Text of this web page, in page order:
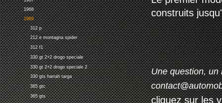
1968
1969
312 p
212 e montagna spider
312 f1
330 gt 2+2 drogo speciale
330 gt 2+2 drogo speciale 2
330 gts harrah targa
365 gtc
365 gts
construits
Une question, un
cliquez sur les